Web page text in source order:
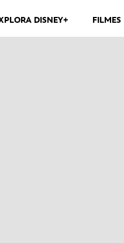
DISNEY+ FILMES